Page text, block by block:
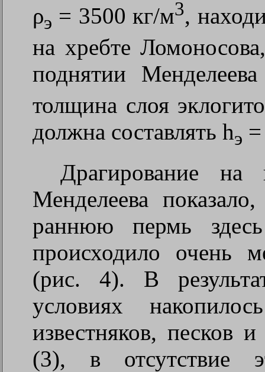
ρэ = 3500 кг/м3,
на хребте
поднятии
толщина слоя
должна составлять hэ
Драгирование на
Менделеева
раннюю пермь здесь
происходило очень
(рис. 4). В
условиях
известняков, песков
(3), в отсутствие